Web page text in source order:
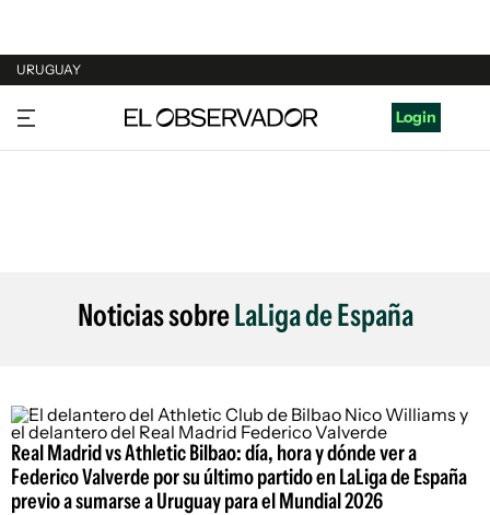
URUGUAY
URUGUAY
ARGENTINA
Login
Noticias sobreLaLiga de España
Real Madrid vs Athletic Bilbao: día, hora y dónde ver a
Federico Valverde por su último partido en LaLiga de España
previo a sumarse a Uruguay para el Mundial 2026